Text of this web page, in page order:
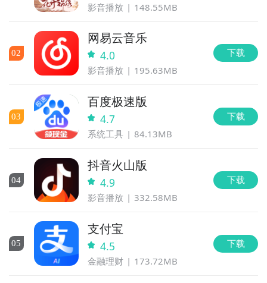
影音播放 148.55MB
02
网易云音乐
4.0
影音播放 195.63MB
下载
03
百度极速版
4.7
系统工具 84.13MB
下载
04
抖音火山版
4.9
影音播放 332.58MB
下载
05
支付宝
4.5
金融理财 173.72MB
下载